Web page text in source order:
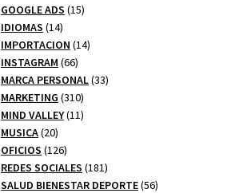
productos
GOOGLE ADS 1515
IDIOMAS 1414
productos
IMPORTACION 1414
INSTAGRAM 6666
productos
MARCA PERSONAL 3333
MARKETING 310310
productos
MIND VALLEY 1111
MUSICA 2020
productos
OFICIOS 126126
productos
REDES SOCIALES 181181
productos
SALUD BIENESTAR DEPORTE 5656